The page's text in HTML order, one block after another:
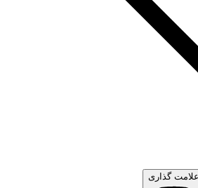
علامت گذاری